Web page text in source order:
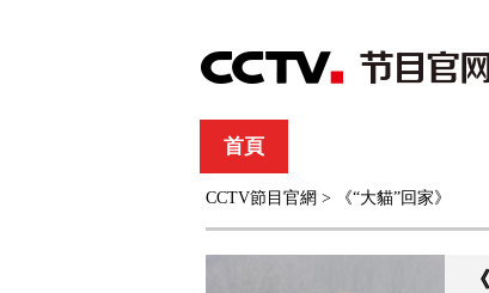
首頁
綜合 新聞 財經 綜藝 中文國
CCTV節目官網 > 《“大貓”回家》